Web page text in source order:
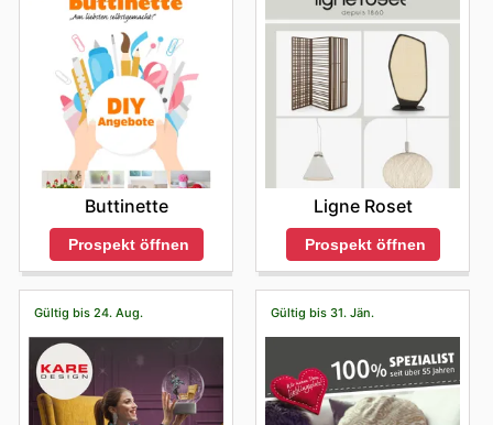
Buttinette
Prospekt öffnen
Ligne Roset
Prospekt öffnen
Gültig bis 24. Aug. Gültig bis 31. Jän.